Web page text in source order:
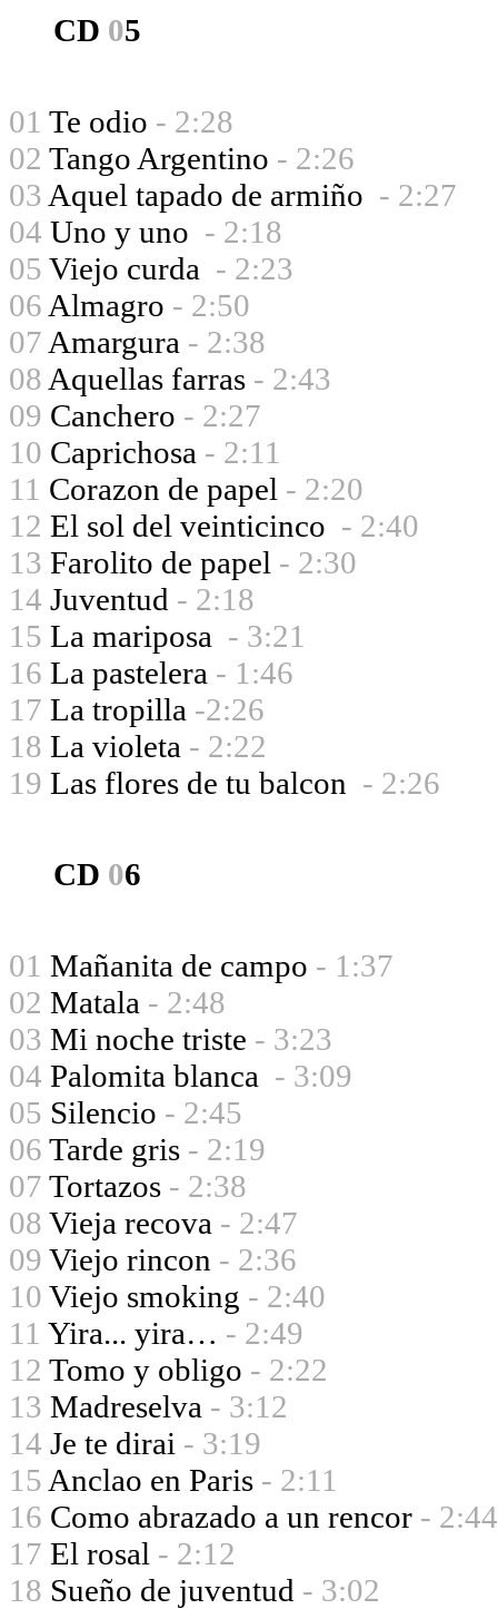
CD 05
01 Te odio - 2:28
02 Tango Argentino - 2:26
03 Aquel tapado de armiño - 2:27
04 Uno y uno - 2:18
05 Viejo curda - 2:23
06 Almagro - 2:50
07 Amargura - 2:38
08 Aquellas farras - 2:43
09 Canchero - 2:27
10 Caprichosa - 2:11
11 Corazon de papel - 2:20
12 El sol del veinticinco - 2:40
13 Farolito de papel - 2:30
14 Juventud - 2:18
15 La mariposa - 3:21
16 La pastelera - 1:46
17 La tropilla -2:26
18 La violeta - 2:22
19 Las flores de tu balcon - 2:26
CD 06
01 Mañanita de campo - 1:37
02 Matala - 2:48
03 Mi noche triste - 3:23
04 Palomita blanca - 3:09
05 Silencio - 2:45
06 Tarde gris - 2:19
07 Tortazos - 2:38
08 Vieja recova - 2:47
09 Viejo rincon - 2:36
10 Viejo smoking - 2:40
11 Yira... yira… - 2:49
12 Tomo y obligo - 2:22
13 Madreselva - 3:12
14 Je te dirai - 3:19
15 Anclao en Paris - 2:11
16 Como abrazado a un rencor - 2:44
17 El rosal - 2:12
18 Sueño de juventud - 3:02